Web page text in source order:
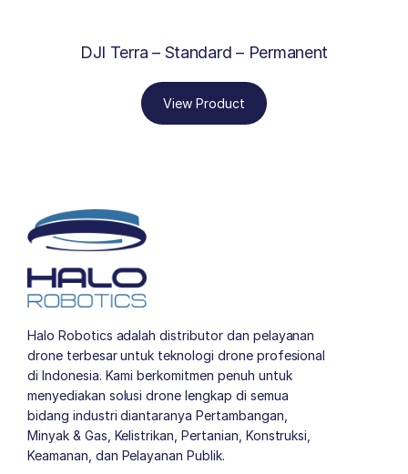
DJI Terra – Standard – Permanent
View Product
Halo Robotics adalah distributor dan pelayanan
drone terbesar untuk teknologi drone profesional
di Indonesia. Kami berkomitmen penuh untuk
menyediakan solusi drone lengkap di semua
bidang industri diantaranya Pertambangan,
Minyak & Gas, Kelistrikan, Pertanian, Konstruksi,
Keamanan, dan Pelayanan Publik.